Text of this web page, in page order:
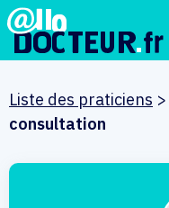
Liste des praticiens >
consultation